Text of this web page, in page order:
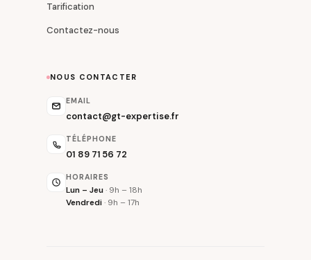
Tarification
Contactez-nous
NOUS CONTACTER
EMAIL
contact@gt-expertise.fr
TÉLÉPHONE
01 89 71 56 72
HORAIRES
Lun – Jeu· 9h – 18h
Vendredi· 9h – 17h